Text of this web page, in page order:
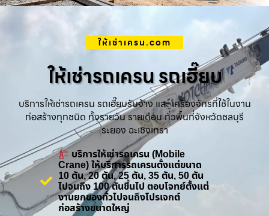
ให้เช่าเครน.com
ให้เช่ารถเครน รถเฮี๊ยบ
บริการให้เช่ารถเครน รถเฮี๊ยบรับจ้าง และ เครื่องจักรที่ใช้ในงาน
ก่อสร้างทุกชนิด ทั้งรายวัน รายเดือน ทั่วพื้นที่จังหวัดชลบุรี
ระยอง ฉะเชิงเทรา
บริการให้เช่ารถเครน (Mobile
Crane) ให้บริการรถเครนตั้งแต่ขนาด
10 ตัน, 20 ตัน, 25 ตัน, 35 ตัน, 50 ตัน
ไปจนถึง 100 ตันขึ้นไป ตอบโจทย์ตั้งแต่
งานยกของทั่วไปจนถึงโปรเจกต์
ก่อสร้างขนาดใหญ่